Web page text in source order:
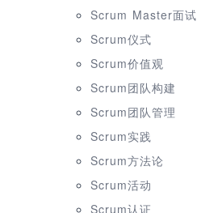
Scrum Master面试
Scrum仪式
Scrum价值观
Scrum团队构建
Scrum团队管理
Scrum实践
Scrum方法论
Scrum活动
Scrum认证